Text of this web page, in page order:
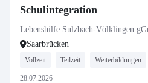
Schulintegration
Lebenshilfe Sulzbach-Völklingen
Saarbrücken
Vollzeit Teilzeit Weiterbildungen
28.07.2026